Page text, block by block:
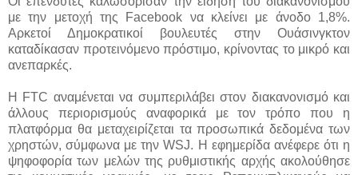
με την μετοχή της Facebook να κλείνει με άνοδο 1,8%.
Αρκετοί Δημοκρατικοί βουλευτές στην Ουάσινγκτον
καταδίκασαν προτεινόμενο πρόστιμο, κρίνοντας το μικρό και
ανεπαρκές.
Η FTC αναμένεται να συμπεριλάβει στον διακανονισμό και
άλλους περιορισμούς αναφορικά με τον τρόπο που η
πλατφόρμα θα μεταχειρίζεται τα προσωπικά δεδομένα των
χρηστών, σύμφωνα με την WSJ. Η εφημερίδα ανέφερε ότι η
ψηφοφορία των μελών της ρυθμιστικής αρχής ακολούθησε